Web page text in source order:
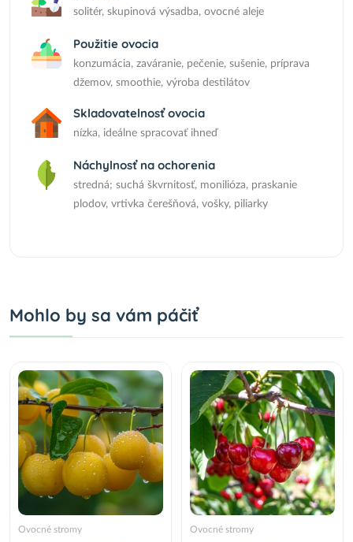
solitér, skupinová výsadba, ovocné aleje
Použitie ovocia
konzumácia, zaváranie, pečenie, sušenie, príprava
džemov, smoothie, výroba destilátov
Skladovatelnosť ovocia
nízka, ideálne spracovať ihneď
Náchylnosť na ochorenia
stredná; suchá škvrnitosť, monilióza, praskanie
plodov, vrtivka čerešňová, vošky, piliarky
Mohlo by sa vám páčiť
Ovocné stromy Ovocné stromy